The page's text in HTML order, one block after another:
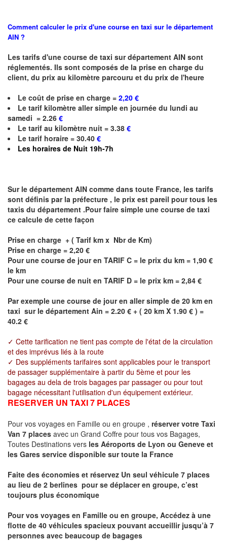
Comment calculer le prix d'une course en taxi sur le département
AIN ?
Les tarifs d'une course de taxi surdépartement AIN sont
réglementés. Ils sont composés de la prise en charge du
client, du prix au kilomètre parcouru et du prix de l'heure
Le coût de prise en charge = 2,20 €
Le tarif kilomètre aller simple en journée du lundi au
samedi = 2.26 €
Le tarif au kilomètre nuit = 3.38 €
Le tarif horaire = 30.40 €
Les horaires de Nuit 19h-7h
Sur le département AIN comme dans toute France, les tarifs
sont définis par la préfecture , le prix est pareil pour tous les
taxis du département .Pour faire simple une course de taxi
ce calcule de cette façon
Prise en charge + ( Tarif km x Nbr de Km)
Prise en charge = 2,20 €
Pour une course de jour en TARIF C = le prix du km = 1,90 €
le km
Pour une course de nuit en TARIF D = le prix km = 2,84 €
Par exemple une course de jour en aller simple de 20 km en
taxi sur le département Ain = 2.20 € + ( 20 km X 1.90 € ) =
40.2 €
✓ Cette tarification ne tient pas compte de l'état de la circulation
et des imprévus liés à la route
✓ Des suppléments tarifaires sont applicables pour le transport
de passager supplémentaire à partir du 5ème et pour les
bagages au dela de trois bagages par passager ou pour tout
bagage nécessitant l'utilisation d'un équipement extérieur.
RESERVER UN TAXI 7 PLACES
Pour vos voyages en Famille ou en groupe , réserver votre Taxi
Van 7 places avec un Grand Coffre pour tous vos Bagages,
Toutes Destinations vers les Aéroports de Lyon ou Geneve et
les Gares service disponible sur toute la France
Faite des économies et réservez Un seul véhicule 7 places
au lieu de 2 berlines pour se déplacer en groupe, c’est
toujours plus économique
Pour vos voyages en Famille ou en groupe, Accédez à une
flotte de 40 véhicules spacieux pouvant accueillir jusqu’à 7
personnes avec beaucoup de bagages